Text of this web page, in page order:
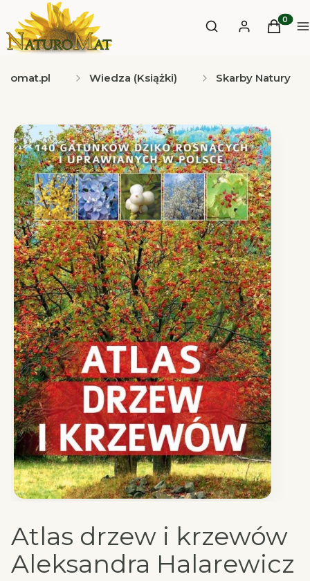
Otwórz
Szukaj Zaloguj sięKoszyk
Wiedza (Książki) Skarby Natury
Atlas drzew i krzewów
Aleksandra Halarewicz